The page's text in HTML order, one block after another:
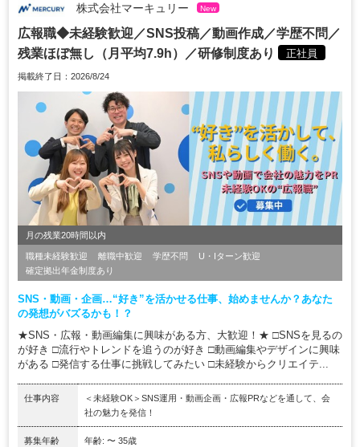
株式会社マーキュリー New
広報職◆未経験歓迎／SNS投稿／動画作成／学歴不問／
残業ほぼ無し（月平均7.9h）／研修制度あり
正社員
掲載終了日：2026/8/24
月の残業20時間以内
職種未経験歓迎 離職中歓迎 学歴不問
U・Iターン歓迎
確定拠出年金制度あり
SNS・動画・企画…“好き”を活かせる仕事、始めませんか？あなた
の発想がバズるかも！？
★SNS・広報・動画編集に興味がある方、大歓迎！★ □SNSを見るの
が好き □流行やトレンドを追うのが好き □動画編集やデザインに興味
がある □発信する仕事に挑戦してみたい □未経験からクリエイテ...
仕事内容
＜未経験OK＞SNS運用・動画企画・広報PRなどを通して、会
社の魅力を発信！
募集年齢 年齢: 〜 35歳